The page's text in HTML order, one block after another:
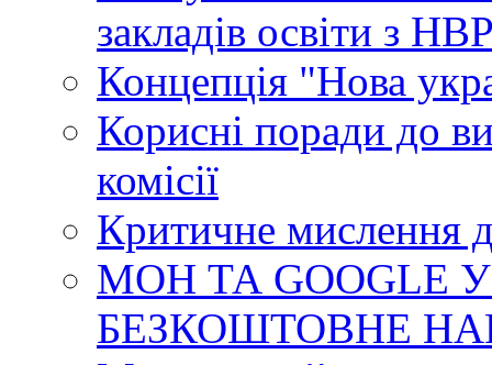
закладів освіти з
Концепція "Нова
Корисні поради до
комісії
Критичне мислення
МОН ТА GOOGLE
БЕЗКОШТОВНЕ